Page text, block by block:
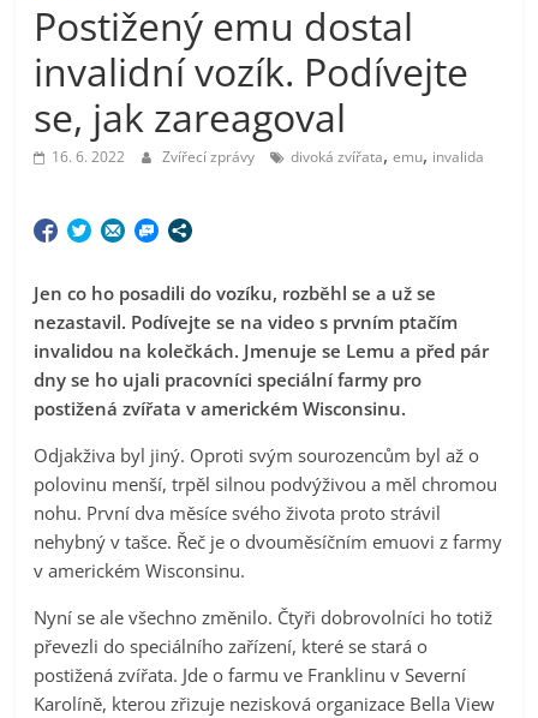
Postižený emu dostal
invalidní vozík. Podívejte
se, jak zareagoval
16. 6. 2022 Zvířecí zprávy divoká zvířata,emu, invalida
Jen co ho posadili do vozíku, rozběhl se a už se
nezastavil. Podívejte se na video s prvním ptačím
invalidou na kolečkách. Jmenuje se Lemu a před pár
dny se ho ujali pracovníci speciální farmy pro
postižená zvířata v americkém Wisconsinu.
Odjakživa byl jiný. Oproti svým sourozencům byl až o
polovinu menší, trpěl silnou podvýživou a měl chromou
nohu. První dva měsíce svého života proto strávil
nehybný v tašce. Řeč je o dvouměsíčním emuovi z farmy
v americkém Wisconsinu.
Nyní se ale všechno změnilo. Čtyři dobrovolníci ho totiž
převezli do speciálního zařízení, které se stará o
postižená zvířata. Jde o farmu ve Franklinu v Severní
Karolíně, kterou zřizuje nezisková organizace Bella View